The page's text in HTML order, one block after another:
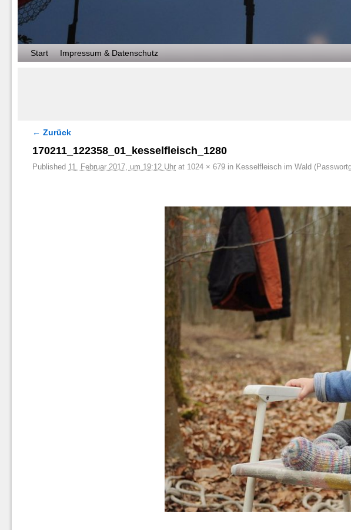
Zum Inhalt wechseln
Zum sekundären Inhalt wechseln
Start Impressum & Datenschutz
Bilder-Navigation
← Zurück
170211_122358_01_kesselfleisch_1280
Published 11. Februar 2017, um 19:12 Uhr at 1024 × 679 in Kesselfleisch im Wald